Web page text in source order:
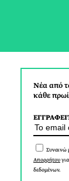
Νέα από
κάθε πρωί
Συναινώ
Απορρήτου
δεδομένων.